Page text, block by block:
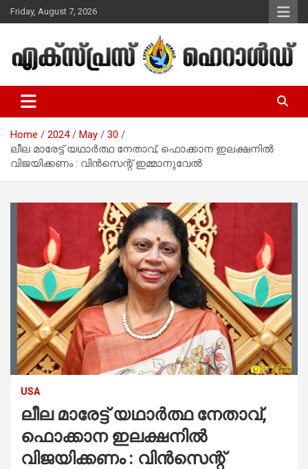
Skip
to
Friday, August 7, 2026
Express Herald – Malayalam
Christian News
Home 2024 May
30
ലീല മാരേട്ട് യഥാര്‍ത്ഥ നേതാവ്, ഫൊക്കാന ഇലക്ഷനില്‍
വിജയിക്കണം : വിന്‍സെന്റ് ഇമ്മാനുവേല്‍
USA
ലീല മാരേട്ട് യഥാര്‍ത്ഥ നേതാവ്,
ഫൊക്കാന ഇലക്ഷനില്‍
വിജയിക്കണം : വിന്‍സെന്റ്